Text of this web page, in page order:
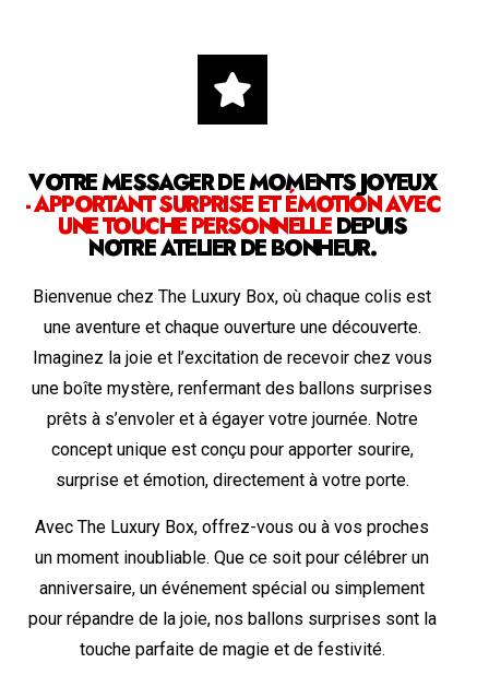
VOTRE MESSAGER DE MOMENTS JOYEUX
- APPORTANT SURPRISE ET ÉMOTION AVEC
UNE TOUCHE PERSONNELLEDEPUIS
NOTRE ATELIER DE BONHEUR.
Bienvenue chez The Luxury Box, où chaque colis est
une aventure et chaque ouverture une découverte.
Imaginez la joie et l’excitation de recevoir chez vous
une boîte mystère, renfermant des ballons surprises
prêts à s’envoler et à égayer votre journée. Notre
concept unique est conçu pour apporter sourire,
surprise et émotion, directement à votre porte.
Avec The Luxury Box, offrez-vous ou à vos proches
un moment inoubliable. Que ce soit pour célébrer un
anniversaire, un événement spécial ou simplement
pour répandre de la joie, nos ballons surprises sont la
touche parfaite de magie et de festivité.